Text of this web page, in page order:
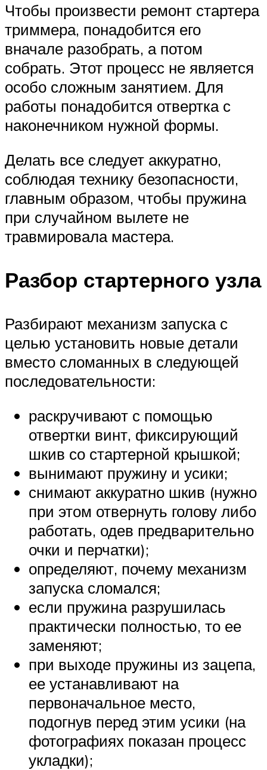
Чтобы произвести ремонт стартера
триммера, понадобится его
вначале разобрать, а потом
собрать. Этот процесс не является
особо сложным занятием. Для
работы понадобится отвертка с
наконечником нужной формы.
Делать все следует аккуратно,
соблюдая технику безопасности,
главным образом, чтобы пружина
при случайном вылете не
травмировала мастера.
Разбор стартерного узла
Разбирают механизм запуска с
целью установить новые детали
вместо сломанных в следующей
последовательности:
раскручивают с помощью
отвертки винт, фиксирующий
шкив со стартерной крышкой;
вынимают пружину и усики;
снимают аккуратно шкив (нужно
при этом отвернуть голову либо
работать, одев предварительно
очки и перчатки);
определяют, почему механизм
запуска сломался;
если пружина разрушилась
практически полностью, то ее
заменяют;
при выходе пружины из зацепа,
ее устанавливают на
первоначальное место,
подогнув перед этим усики (на
фотографиях показан процесс
укладки);